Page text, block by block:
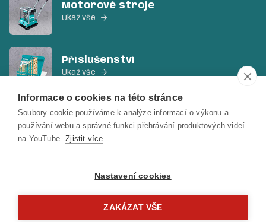
Motorové stroje
Ukaž vše 
Příslušenství
Ukaž vše 
Ruční nářadí a ostatní
Ukaž vše 
Informace o cookies na této stránce
Soubory cookie používáme k analýze informací o výkonu a
používání webu a správné funkci přehrávání produktových videí
na YouTube. Zjistit více
Nastavení cookies
ZAKÁZAT VŠE